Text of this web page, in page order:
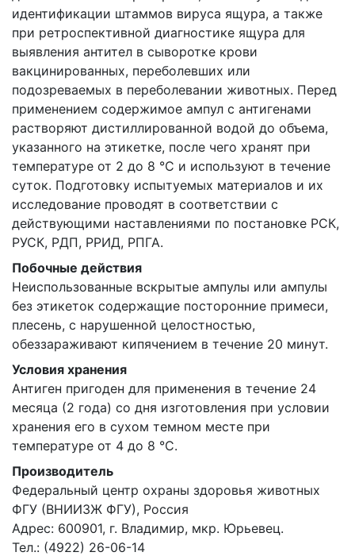
идентификации штаммов вируса ящура, а также
при ретроспективной диагностике ящура для
выявления антител в сыворотке крови
вакцинированных, переболевших или
подозреваемых в переболевании животных. Перед
применением содержимое ампул с антигенами
растворяют дистиллированной водой до объема,
указанного на этикетке, после чего хранят при
температуре от 2 до 8 °С и используют в течение
суток. Подготовку испытуемых материалов и их
исследование проводят в соответствии с
действующими наставлениями по постановке РСК,
РУСК, РДП, РРИД, РПГА.
Побочные действия
Неиспользованные вскрытые ампулы или ампулы
без этикеток содержащие посторонние примеси,
плесень, с нарушенной целостностью,
обеззараживают кипячением в течение 20 минут.
Условия хранения
Антиген пригоден для применения в течение 24
месяца (2 года) со дня изготовления при условии
хранения его в сухом темном месте при
температуре от 4 до 8 °С.
Производитель
Федеральный центр охраны здоровья животных
ФГУ (ВНИИЗЖ ФГУ), Россия
Адрес: 600901, г. Владимир, мкр. Юрьевец.
Тел.: (4922) 26-06-14